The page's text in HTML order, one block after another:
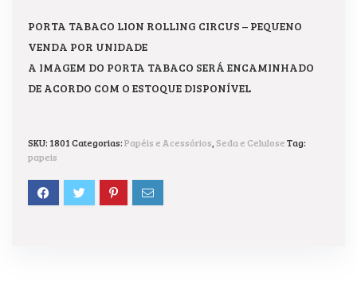
PORTA TABACO LION ROLLING CIRCUS – PEQUENO
VENDA POR UNIDADE
A IMAGEM DO PORTA TABACO SERÁ ENCAMINHADO
DE ACORDO COM O ESTOQUE DISPONÍVEL
SKU: 1801Categorias:Papéis e Acessórios Seda e CeluloseTag:
papeis